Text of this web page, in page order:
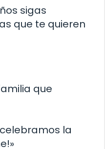
sigas
que te quieren
que
la